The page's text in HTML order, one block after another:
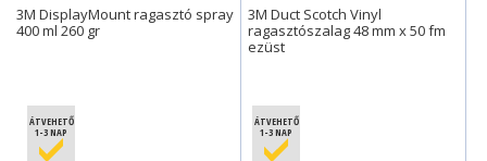
3M DisplayMount ragasztó spray
400 ml 260 gr
ÁTVEHETŐ
1-3 NAP
3M Duct Scotch Vinyl
ragasztószalag 48 mm x 50 fm
ezüst
ÁTVEHETŐ
1-3 NAP